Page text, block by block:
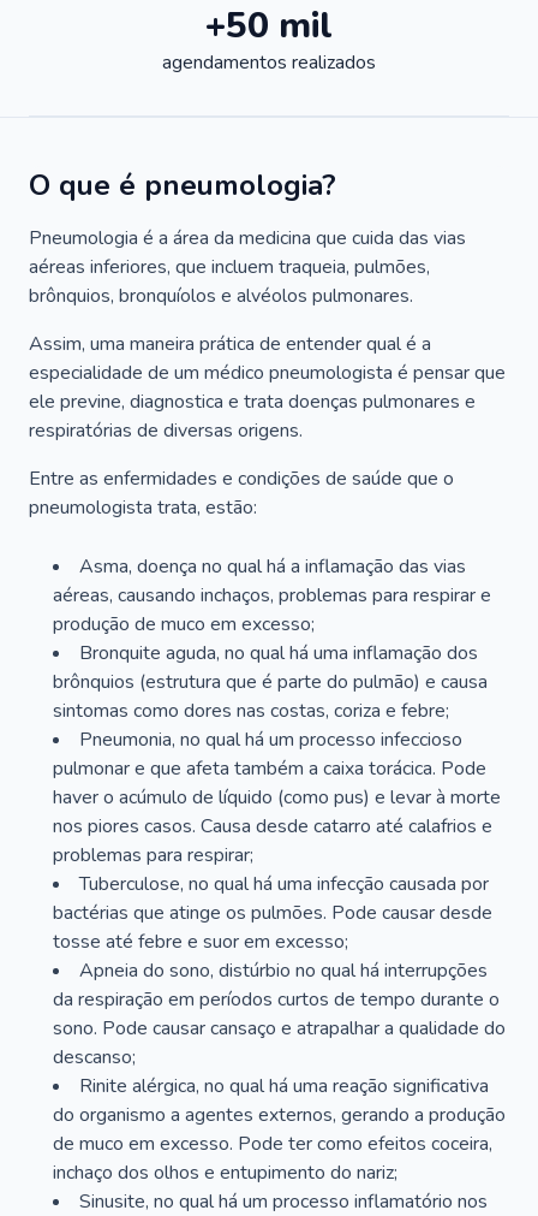
+50 mil
agendamentos realizados
O que é pneumologia?
Pneumologia é a área da medicina que cuida das vias
aéreas inferiores, que incluem traqueia, pulmões,
brônquios, bronquíolos e alvéolos pulmonares.
Assim, uma maneira prática de entender qual é a
especialidade de um médico pneumologista é pensar que
ele previne, diagnostica e trata doenças pulmonares e
respiratórias de diversas origens.
Entre as enfermidades e condições de saúde que o
pneumologista trata, estão:
Asma, doença no qual há a inflamação das vias
aéreas, causando inchaços, problemas para respirar e
produção de muco em excesso;
Bronquite aguda, no qual há uma inflamação dos
brônquios (estrutura que é parte do pulmão) e causa
sintomas como dores nas costas, coriza e febre;
Pneumonia, no qual há um processo infeccioso
pulmonar e que afeta também a caixa torácica. Pode
haver o acúmulo de líquido (como pus) e levar à morte
nos piores casos. Causa desde catarro até calafrios e
problemas para respirar;
Tuberculose, no qual há uma infecção causada por
bactérias que atinge os pulmões. Pode causar desde
tosse até febre e suor em excesso;
Apneia do sono, distúrbio no qual há interrupções
da respiração em períodos curtos de tempo durante o
sono. Pode causar cansaço e atrapalhar a qualidade do
descanso;
Rinite alérgica, no qual há uma reação significativa
do organismo a agentes externos, gerando a produção
de muco em excesso. Pode ter como efeitos coceira,
inchaço dos olhos e entupimento do nariz;
Sinusite, no qual há um processo inflamatório nos